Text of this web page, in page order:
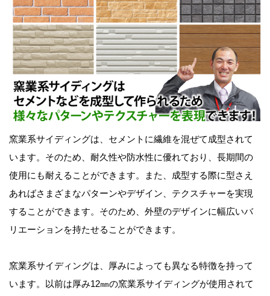
窯業系サイディングは、セメントに繊維を混ぜて成型されて
います。そのため、耐久性や防水性に優れており、長期間の
使用にも耐えることができます。また、成型する際に型さえ
あればさまざまなパターンやデザイン、テクスチャーを実現
することができます。そのため、外壁のデザインに幅広いバ
リエーションを持たせることができます。
窯業系サイディングは、厚みによっても異なる特徴を持って
います。以前は厚み12㎜の窯業系サイディングが使用されて